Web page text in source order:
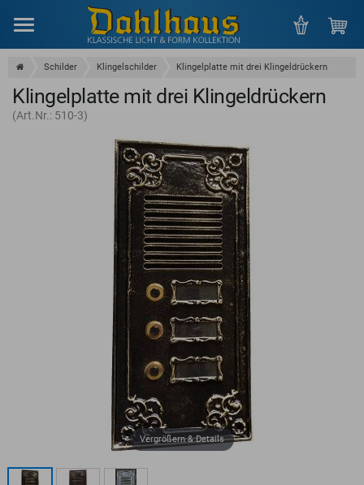
Schilder Klingelschilder Klingelplatte mit drei Klingeldrückern
Klingelplatte mit drei Klingeldrückern
(Art.Nr.: 510-3)
Vergrößern & Details